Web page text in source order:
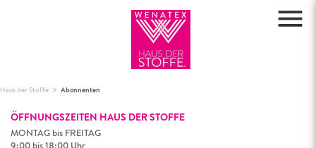
menu
Haus der Stoffe > Abonnenten
ÖFFNUNGSZEITEN HAUS DER STOFFE
MONTAG bis FREITAG
9:00 bis 18:00 Uhr